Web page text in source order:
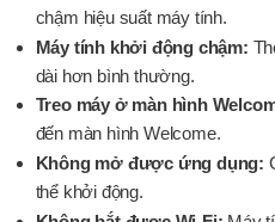
chậm hiệu suất máy tính.
Máy tính khởi động chậm:
dài hơn bình thường.
Treo máy ở màn hình
đến màn hình Welcome.
Không mở được ứng dụng:
thể khởi động.